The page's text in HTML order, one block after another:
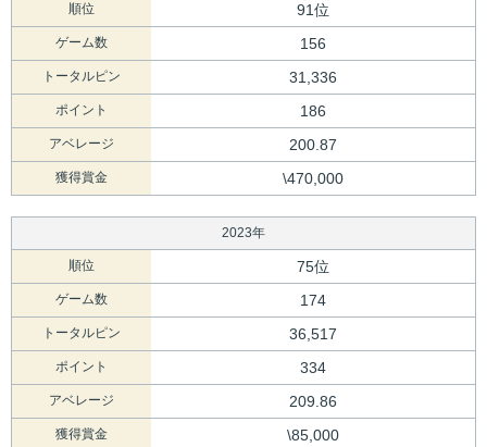
順位 91位
ゲーム数 156
トータルピン 31,336
ポイント 186
アベレージ 200.87
獲得賞金 \470,000
2023年
順位 75位
ゲーム数 174
トータルピン 36,517
ポイント 334
アベレージ 209.86
獲得賞金 \85,000